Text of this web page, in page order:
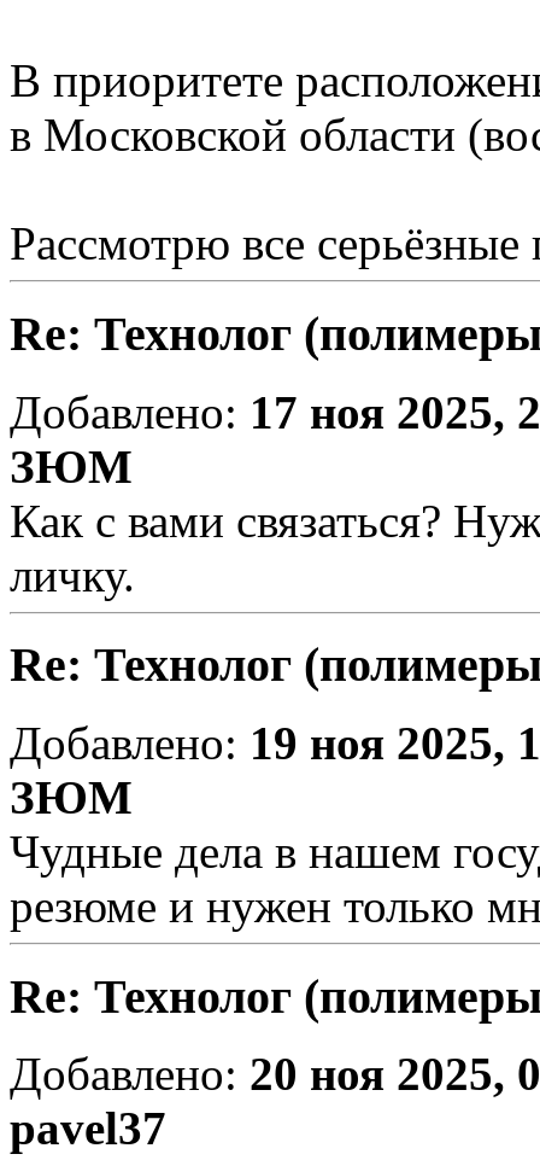
В приоритете
в Московской области
Рассмотрю все
Re: Технолог
Добавлено: 17 ноя 2025,
ЗЮМ
Как с вами связаться?
личку.
Re: Технолог
Добавлено: 19 ноя 2025,
ЗЮМ
Чудные дела в нашем
резюме и нужен только
Re: Технолог
Добавлено: 20 ноя 2025,
pavel37